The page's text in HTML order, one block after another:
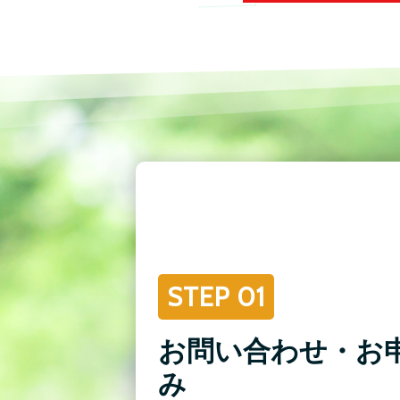
STEP 01
お問い合わせ・お
み